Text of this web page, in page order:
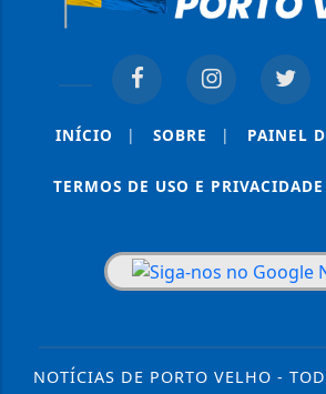
INÍCIO | SOBRE | PAINEL
TERMOS DE USO E PRIVACIDADE
NOTÍCIAS DE PORTO VELHO -